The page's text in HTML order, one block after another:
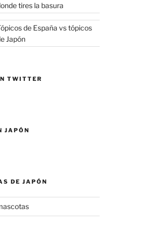
tires la basura
de España vs tópicos
Japón
TWITTER
JAPÓN
DE JAPÓN